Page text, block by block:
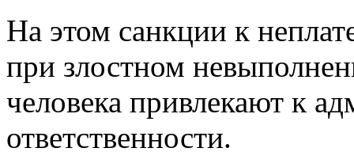
На этом санкции к
при злостном
человека привлекают к
ответственности.